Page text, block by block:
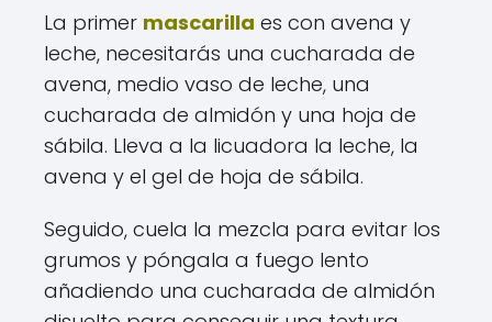
La primer mascarilla es con avena y
leche, necesitarás una cucharada de
avena, medio vaso de leche, una
cucharada de almidón y una hoja de
sábila. Lleva a la licuadora la leche, la
avena y el gel de hoja de sábila.
Seguido, cuela la mezcla para evitar los
grumos y póngala a fuego lento
añadiendo una cucharada de almidón